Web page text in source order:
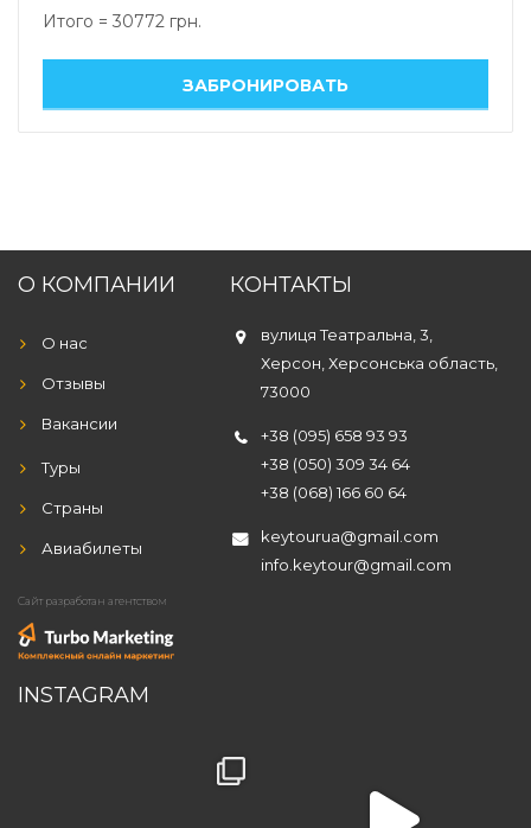
Итого = 30772 грн.
КОНТАКТЫ
вулиця Театральна, 3,
Херсон, Херсонська область,
73000
+38 (095) 658 93 93
+38 (050) 309 34 64
+38 (068) 166 60 64
keytourua@gmail.com
info.keytour@gmail.com
О КОМПАНИИ
О нас
Отзывы
Вакансии
Туры
Страны
Авиабилеты
Сайт разработан агентством
INSTAGRAM